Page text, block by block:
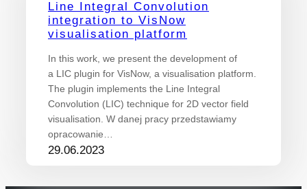
Line Integral Convolution
integration to VisNow
visualisation platform
In this work, we present the development of
a LIC plugin for VisNow, a visualisation platform.
The plugin implements the Line Integral
Convolution (LIC) technique for 2D vector field
visualisation. W danej pracy przedstawiamy
opracowanie…
29.06.2023